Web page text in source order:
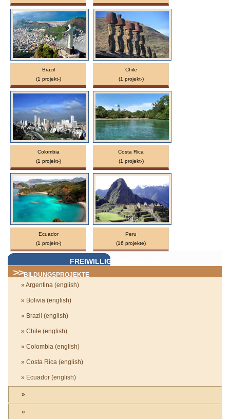
Brazil
(1 projekt-)
Chile
(1 projekt-)
Colombia
(1 projekt-)
Costa Rica
(1 projekt-)
Ecuador
(1 projekt-)
Peru
(16 projekte)
FREIWILLIGENPROJEKTE
BILDUNGSPROJEKTE
» Argentina (english)
» Bolivia (english)
» Brazil (english)
» Chile (english)
» Colombia (english)
» Costa Rica (english)
» Ecuador (english)
»
»